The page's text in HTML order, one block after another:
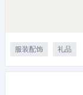
服装配饰 礼品